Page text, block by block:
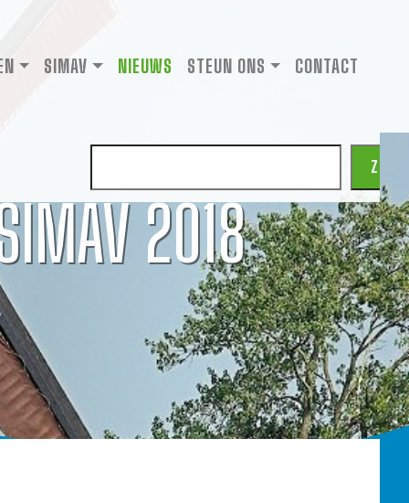
SIMAV NIEUWS STEUN ONS CONTACT
2018